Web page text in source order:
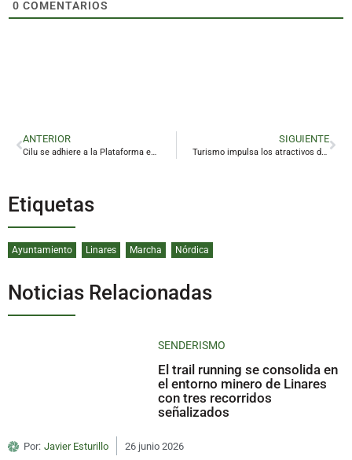
0 COMENTARIOS
ANTERIOR
Cilu se adhiere a la Plataforma en Defensa de la Universidad de Jaén
SIGUIENTE
Turismo impulsa los atractivos de Linares a través de una app y gafas de realidad virtual que invitan a visitar una mina
Etiquetas
Ayuntamiento Linares Marcha Nórdica
Noticias Relacionadas
SENDERISMO
El trail running se consolida en
el entorno minero de Linares
con tres recorridos
señalizados
Por: Javier Esturillo 26 junio 2026